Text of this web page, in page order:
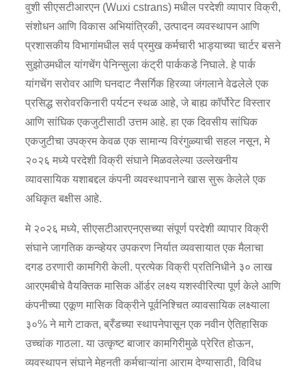
वुशी सीएसटीआरएन (Wuxi cstrans) मधील परदेशी व्यापार विक्री,
संशोधन आणि विकास अभियांत्रिकी, उत्पादन व्यवस्थापन आणि
प्रशासकीय विभागांमधील सर्व प्रमुख कर्मचारी भाड्याच्या चार्टर बसने
सुझोउमधील यांगचेंग पेनिन्सुला कंट्री पार्ककडे निघाले. हे पार्क
यांगचेंग सरोवर आणि घनदाट नैसर्गिक हिरव्या जंगलाने वेढलेले एक
प्रसिद्ध सरोवरकिनारी पर्यटन स्थळ आहे, जे बाह्य कॉर्पोरेट विस्तार
आणि सांघिक एकजुटीसाठी उत्तम आहे. हा एक दिवसीय सांघिक
एकजुटीचा उपक्रम केवळ एक सामान्य विरंगुळ्याची सहल नसून, मे
२०२६ मध्ये परदेशी विक्री संघाने मिळवलेल्या उल्लेखनीय
व्यावसायिक यशाबद्दल कंपनी व्यवस्थापनाने खास सुरू केलेले एक
अधिकृत बक्षीस आहे.
मे २०२६ मध्ये, सीएसटीआरएनएसच्या संपूर्ण परदेशी व्यापार विक्री
संघाने जागतिक कन्व्हेयर उपकरण निर्यात व्यवसायात एक मैलाचा
दगड ठरणारी कामगिरी केली. प्रत्येक विक्री प्रतिनिधीने ३० लाख
आरएमबीचे वैयक्तिक मासिक ऑर्डर लक्ष्य यशस्वीरित्या पूर्ण केले आणि
कंपनीच्या एकूण मासिक विक्रीने पूर्वनिश्चित व्यावसायिक लक्ष्याला
३०% ने मागे टाकत, ब्रँडच्या स्थापनेपासून एक नवीन ऐतिहासिक
उच्चांक गाठला. या उत्कृष्ट बाजार कामगिरीमुळे प्रेरित होऊन,
व्यवस्थापन संघाने मेहनती कर्मचाऱ्यांना आराम देण्यासाठी, विविध